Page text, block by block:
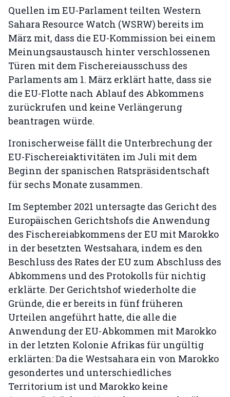
Quellen im EU-Parlament teilten Western
Sahara Resource Watch (WSRW) bereits im
März mit, dass die EU-Kommission bei einem
Meinungsaustausch hinter verschlossenen
Türen mit dem Fischereiausschuss des
Parlaments am 1. März erklärt hatte, dass sie
die EU-Flotte nach Ablauf des Abkommens
zurückrufen und keine Verlängerung
beantragen würde.
Ironischerweise fällt die Unterbrechung der
EU-Fischereiaktivitäten im Juli mit dem
Beginn der spanischen Ratspräsidentschaft
für sechs Monate zusammen.
Im September 2021 untersagte das Gericht des
Europäischen Gerichtshofs die Anwendung
des Fischereiabkommens der EU mit Marokko
in der besetzten Westsahara, indem es den
Beschluss des Rates der EU zum Abschluss des
Abkommens und des Protokolls für nichtig
erklärte. Der Gerichtshof wiederholte die
Gründe, die er bereits in fünf früheren
Urteilen angeführt hatte, die alle die
Anwendung der EU-Abkommen mit Marokko
in der letzten Kolonie Afrikas für ungültig
erklärten: Da die Westsahara ein von Marokko
gesondertes und unterschiedliches
Territorium ist und Marokko keine